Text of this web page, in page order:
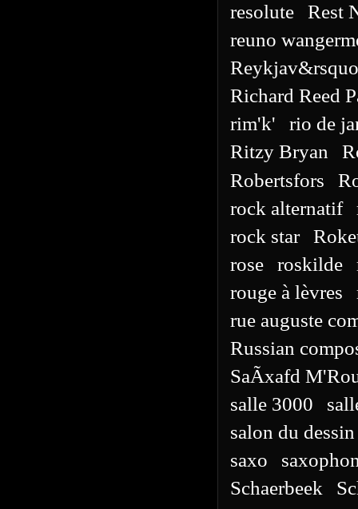
resolute
Rest
reuno
Richard Reed
rim'k'
rio de
Ritzy Bryan
Robertsfors
rock alternatif
rock star
rose
roskilde
rouge à lèvres
rue auguste
Russian
SaÃxafd
salle 3000
salon du
saxo
Schaerbeek